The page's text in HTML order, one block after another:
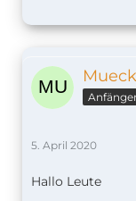
5. April 2020
Hallo Leute